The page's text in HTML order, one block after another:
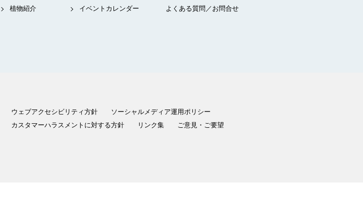
植物紹介 イベントカレンダー よくある質問／お問合せ
ウェブアクセシビリティ方針
ソーシャルメディア運用ポリシー
カスタマーハラスメントに対する方針 リンク集 ご意見・ご要望